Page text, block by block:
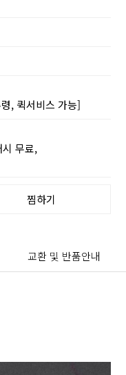
, 퀵서비스 가능]
무료,
찜하기
교환 및 반품안내